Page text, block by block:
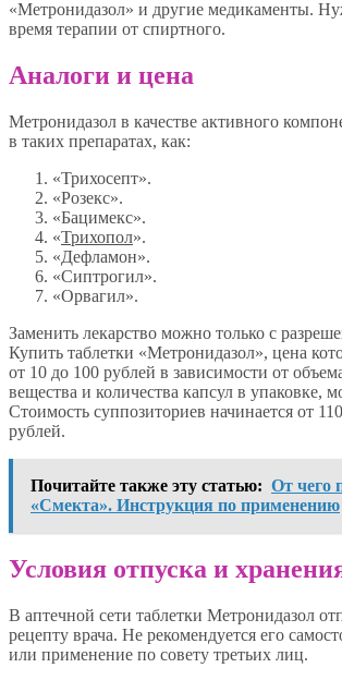
«Метронидазол» и другие медикаменты.
время терапии от спиртного.
Аналоги и цена
Метронидазол в качестве активного
в таких препаратах, как:
«Трихосепт».
«Розекс».
«Бацимекс».
«Трихопол».
«Дефламон».
«Сиптрогил».
«Орвагил».
Заменить лекарство можно только с
Купить таблетки «Метронидазол», цена
от 10 до 100 рублей в зависимости от
вещества и количества капсул в упаковке,
Стоимость суппозиториев начинается от
рублей.
Почитайте также эту статью: От чего
«Смекта». Инструкция по применению
Условия отпуска и
В аптечной сети таблетки Метронидазол
рецепту врача. Не рекомендуется его
или применение по совету третьих лиц.